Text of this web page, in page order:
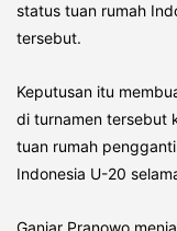
status tuan rumah
tersebut.
Keputusan itu
di turnamen tersebut
tuan rumah
Indonesia U-20